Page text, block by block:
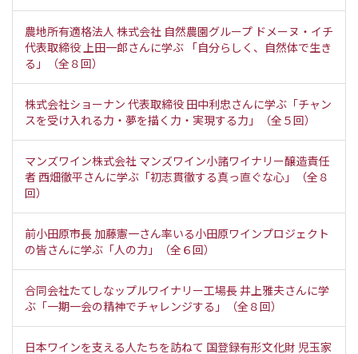
農地所有適格法人 株式会社 自然農園グループ ドメーヌ・イチ
代表取締役 上田一郎さんに学ぶ 「自分らしく、自然体で生き
る」（全８回）
株式会社ショーナン 代表取締役 田中利忠さんに学ぶ「チャン
スを受け入れる力・夢を描く力・実現する力」（全５回）
マンズワイン株式会社 マンズワイン小諸ワイナリー醸造責任
者 西畑徹平さんに学ぶ「初志貫徹する真っ直ぐな心」（全８
回）
前小田原市長 加藤憲一さん率いる小田原ワインプロジェクト
の皆さんに学ぶ「人の力」（全６回）
合同会社たてしなップルワイナリー工場長 井上雅夫さんに学
ぶ「一期一会の精神でチャレンジする」（全８回）
日本ワインを支える人たちを訪ねて 国登録有形文化財 児玉家